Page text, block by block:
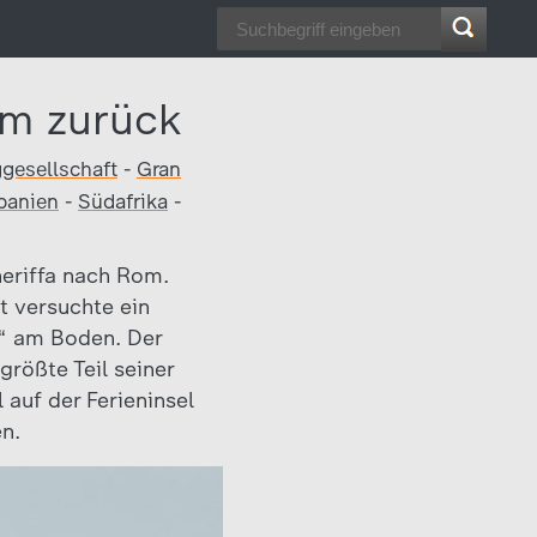
zurück
- Gran
- Südafrika -
nach Rom.
versuchte ein
am Boden. Der
Teil seiner
der Ferieninsel